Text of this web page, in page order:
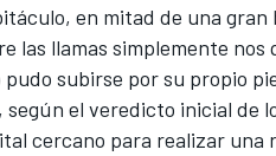
en mitad de una gran
las llamas simplemente
subirse por su propio
según el veredicto inicial de
cercano para realizar una